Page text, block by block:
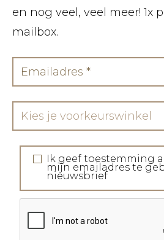
en nog veel, veel meer! 1x
mailbox.
Kies je voorkeurswinkel
Ik geef toestemming
mijn emailadres te
nieuwsbrief